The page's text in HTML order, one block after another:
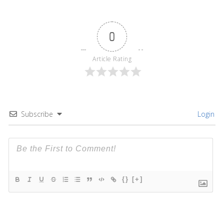
0
Article Rating
Subscribe Login
{} [+]